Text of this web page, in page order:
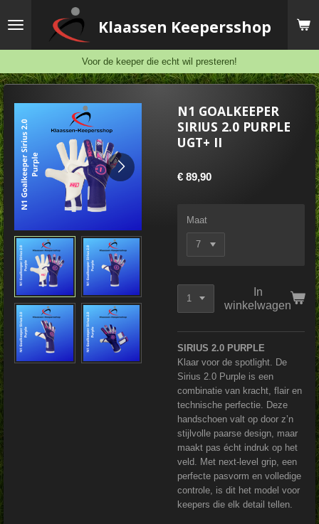
direct
Klaassen Keepersshop
Voor de keeper die echt wil presteren!
N1 GOALKEEPER
SIRIUS 2.0 PURPLE
UGT+ II
€ 89,90
Maat
In
winkelwagen
SIRIUS 2.0 PURPLE
Klaar voor de spotlight. De
Sirius 2.0 Purple is een
combinatie van kracht, flair en
technische perfectie. Deze
handschoen valt op door z’n
stijlvolle paarse design, maar
maakt pas écht indruk op het
veld. Met next-level grip, een
perfecte pasvorm en volledige
controle, is dit het model voor
keepers die elk detail tellen.